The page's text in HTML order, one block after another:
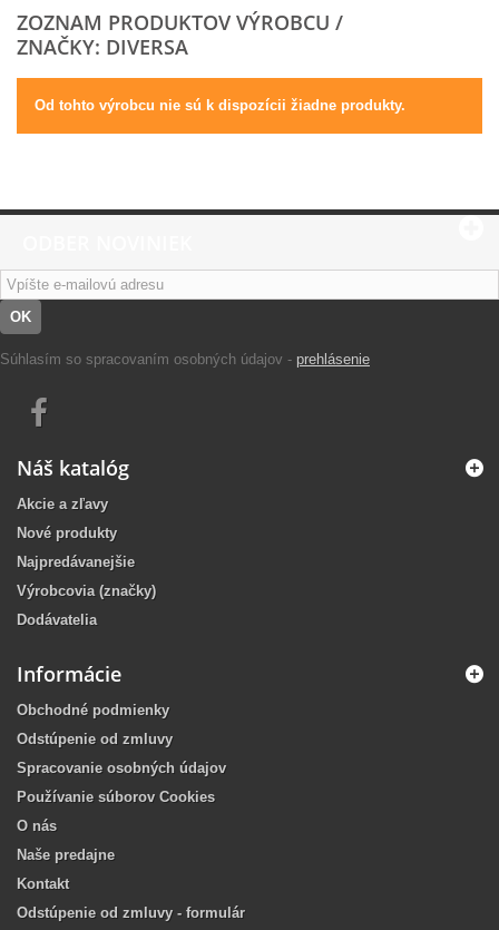
ZOZNAM PRODUKTOV VÝROBCU /
ZNAČKY: DIVERSA
Od tohto výrobcu nie sú k dispozícii žiadne produkty.
OK
Súhlasím so spracovaním osobných údajov - prehlásenie
Náš katalóg
Akcie a zľavy
Nové produkty
Najpredávanejšie
Výrobcovia (značky)
Dodávatelia
Informácie
Obchodné podmienky
Odstúpenie od zmluvy
Spracovanie osobných údajov
Používanie súborov Cookies
O nás
Naše predajne
Kontakt
Odstúpenie od zmluvy - formulár